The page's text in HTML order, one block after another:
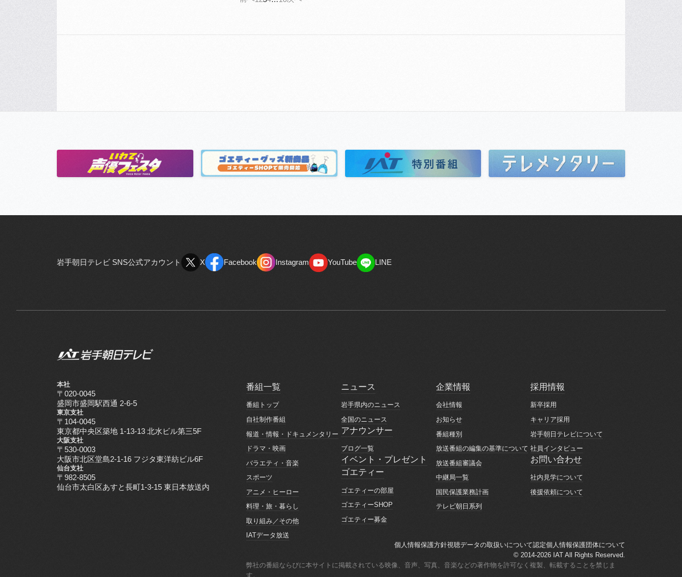
岩手朝日テレビ SNS公式アカウント
X
Facebook
Instagram
YouTube
LINE
本社
〒020-0045
盛岡市盛岡駅西通 2-6-5
東京支社
〒104-0045
東京都中央区築地 1-13-13 北水ビル第三5F
大阪支社
〒530-0003
大阪市北区堂島2-1-16 フジタ東洋紡ビル6F
仙台支社
〒982-8505
仙台市太白区あすと長町1-3-15 東日本放送内
番組一覧
番組一覧
番組トップ
番組トップ
自社制作番組
報道・情報・ドキュメンタリー
報道・情報・ドキュメンタリー
ドラマ・映画
バラエティ・音楽
スポーツ
アニメ・ヒーロー
アニメ・ヒーロー
料理・旅・暮らし
料理・旅・暮らし
取り組み／その他
取り組み／その他
IATデータ放送
ニュース
ニュース
岩手県内のニュース
岩手県内のニュース
全国のニュース
全国のニュース
アナウンサー
アナウンサー
ブログ一覧
ブログ一覧
イベント・プレゼント
イベント・プレゼント
ゴエティー
ゴエティー
ゴエティーの部屋
ゴエティーの部屋
ゴエティーSHOP
ゴエティーSHOP
ゴエティー募金
企業情報
企業情報
会社情報
会社情報
お知らせ
番組種別
番組種別
放送番組の編集の基準について
放送番組の編集の基準について
放送番組審議会
放送番組審議会
中継局一覧
中継局一覧
国民保護業務計画
国民保護業務計画
テレビ朝日系列
採用情報
採用情報
新卒採用
キャリア採用
岩手朝日テレビについて
岩手朝日テレビについて
社員インタビュー
社員インタビュー
お問い合わせ
お問い合わせ
社内見学について
社内見学について
後援依頼について
個人情報保護方針視聴データの取扱いについて
視聴データの取扱いについて
認定個人情報保護団体について
認定個人情報保護団体について
© 2014-2026 IAT All Rights Reserved.
弊社の番組ならびに本サイトに掲載されている映像、音声、写真、音楽などの著作物を許可なく複製、転載することを禁じま
す。